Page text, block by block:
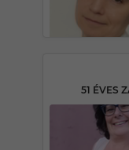
51 ÉVES